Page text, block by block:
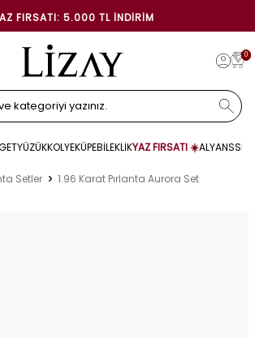
FIRSATI: 5.000 TL İNDIRIM
0
YÜZÜKKOLYEKÜPEBİLEKLİKYAZ FIRSATI ☀️ALYANS
Setler 1.96 Karat Pırlanta Aurora Set